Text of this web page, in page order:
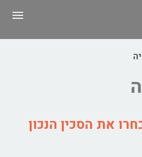
את הסכין הנכון